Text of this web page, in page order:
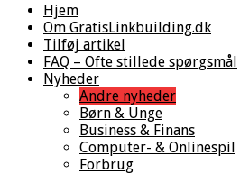
Hjem
Om GratisLinkbuilding.dk
Tilføj artikel
FAQ – Ofte stillede spørgsmål
Nyheder
Andre nyheder
Børn & Unge
Business & Finans
Computer- & Onlinespil
Forbrug